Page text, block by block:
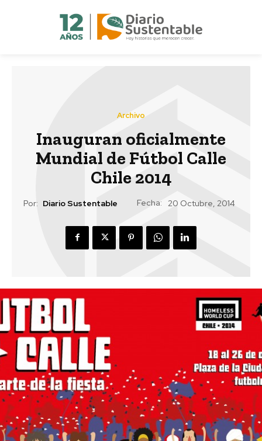
Archivo
Inauguran oficialmente
Mundial de Fútbol Calle
Chile 2014
Por: Diario Sustentable Fecha: 20 Octubre, 2014